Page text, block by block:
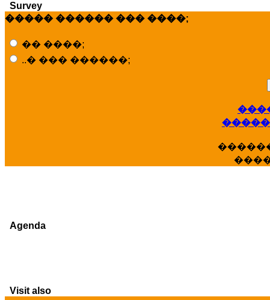
Survey
����� ������ ��� ����;
�� ����;
..� ��� ������;
Agenda
Visit also